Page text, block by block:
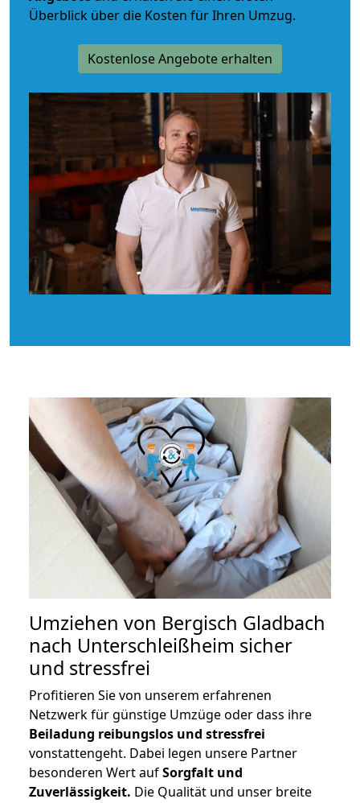
Überblick über die Kosten für Ihren Umzug.
Kostenlose Angebote erhalten
Umziehen von Bergisch Gladbach
nach Unterschleißheim sicher
und stressfrei
Profitieren Sie von unserem erfahrenen
Netzwerk für günstige Umzüge oder dass ihre
Beiladung reibungslos und stressfrei
vonstattengeht. Dabei legen unsere Partner
besonderen Wert aufSorgfalt und
Zuverlässigkeit. Die Qualität und unser breite